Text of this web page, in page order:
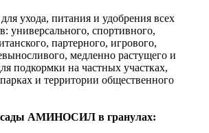
ухода, питания и удобрения всех
универсального, спортивного,
партерного, игрового,
медленно растущего и
подкормки на частных участках,
и территории общественного
АМИНОСИЛ в гранулах: